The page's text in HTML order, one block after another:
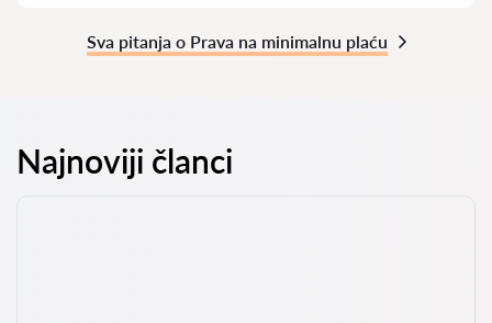
Sva pitanja o Prava na minimalnu plaću
Najnoviji članci